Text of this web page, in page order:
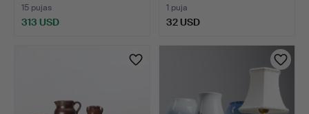
15 pujas
313 USD
1 puja
32 USD